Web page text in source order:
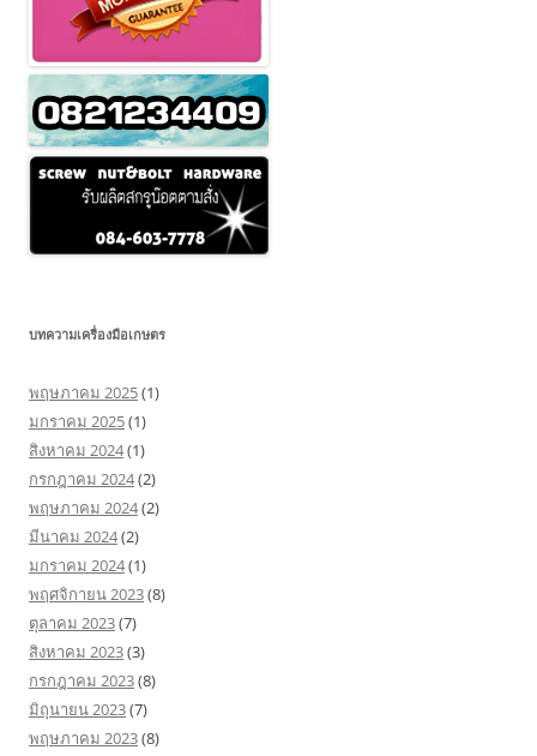
บทความเครื่องมือเกษตร
พฤษภาคม 2025(1)
มกราคม 2025(1)
สิงหาคม 2024(1)
กรกฎาคม 2024(2)
พฤษภาคม 2024(2)
มีนาคม 2024(2)
มกราคม 2024(1)
พฤศจิกายน 2023(8)
ตุลาคม 2023(7)
สิงหาคม 2023(3)
กรกฎาคม 2023(8)
มิถุนายน 2023(7)
พฤษภาคม 2023(8)